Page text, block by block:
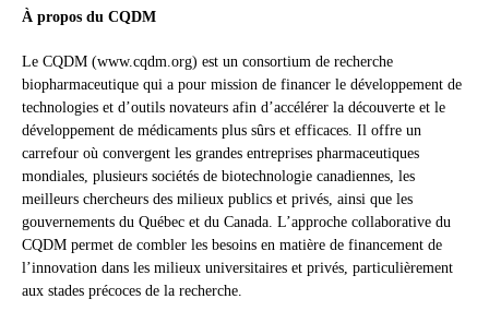
À propos du CQDM
Le CQDM (www.cqdm.org) est un consortium de recherche
biopharmaceutique qui a pour mission de financer le développement de
technologies et d’outils novateurs afin d’accélérer la découverte et le
développement de médicaments plus sûrs et efficaces. Il offre un
carrefour où convergent les grandes entreprises pharmaceutiques
mondiales, plusieurs sociétés de biotechnologie canadiennes, les
meilleurs chercheurs des milieux publics et privés, ainsi que les
gouvernements du Québec et du Canada. L’approche collaborative du
CQDM permet de combler les besoins en matière de financement de
l’innovation dans les milieux universitaires et privés, particulièrement
aux stades précoces de la recherche.